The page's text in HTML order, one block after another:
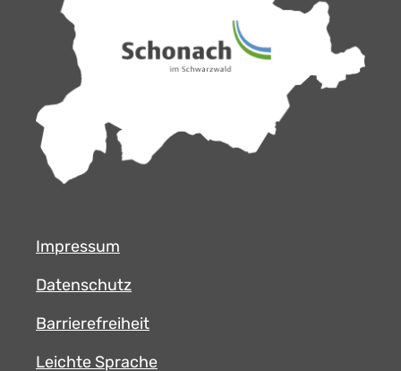
Impressum
Datenschutz
Barrierefreiheit
Leichte Sprache